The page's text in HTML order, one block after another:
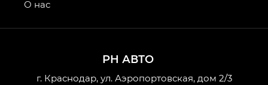
привод — GB AWD, Джи Эль Полный привод —
Джи Икс ПРЕМИУМ — GX PREMIUM, ЛАУНЖ —
LOUNGE
РН АВТО
г. Краснодар, ул. Аэропортовская, дом 2/3
О нас